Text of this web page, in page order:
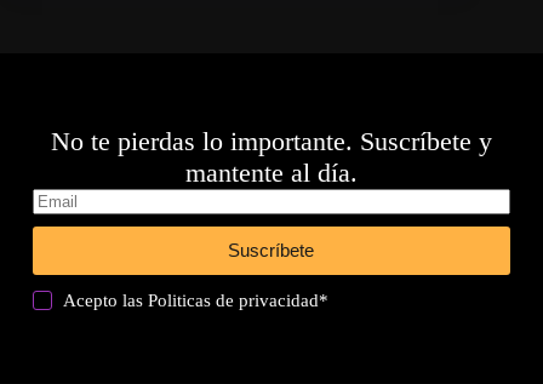
No te pierdas lo importante. Suscríbete y
mantente al día.
Suscríbete
Acepto lasPoliticas de privacidad*